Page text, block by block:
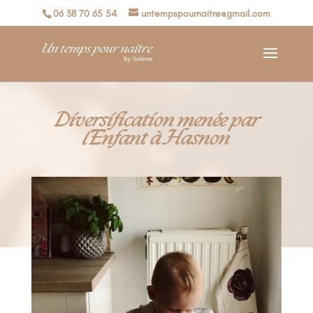
06 38 70 65 54 untempspournaitre@gmail.com
Diversification menée par
l’Enfant à Hasnon